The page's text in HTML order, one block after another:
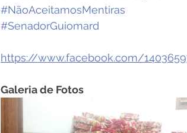
#NãoAceitamosMentiras
#SenadorGuiomard
https://www.facebook.com/
Galeria de Fotos